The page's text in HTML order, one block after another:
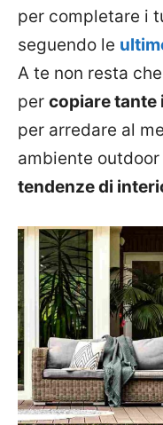
per completare i
seguendo le
A te non resta
per copiare tante
per arredare al
ambiente
tendenze di